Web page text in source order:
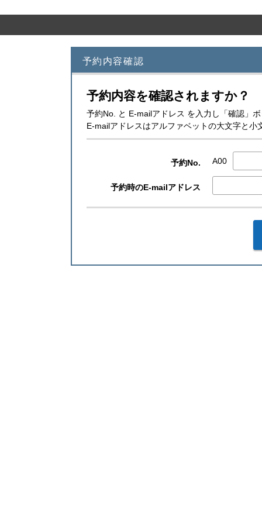
予約内容確認
予約内容を確認されますか？
予約No. と E-mailアドレス を入力し「確認」
E-mailアドレスはアルファベットの大文字と
予約No. A00
予約時のE-mailアドレス